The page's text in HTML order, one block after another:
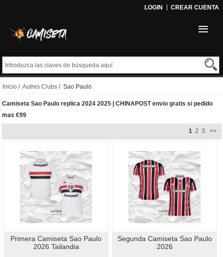
LOGIN CREAR CUENTA
Inicio / Autres Clubs / Sao Paulo
Camiseta Sao Paulo replica 2024 2025 | CHINAPOST envio gratis si pedido
mas €99
1 2 3 >>
Primera Camiseta Sao Paulo
2026 Tailandia
Segunda Camiseta Sao Paulo
2026